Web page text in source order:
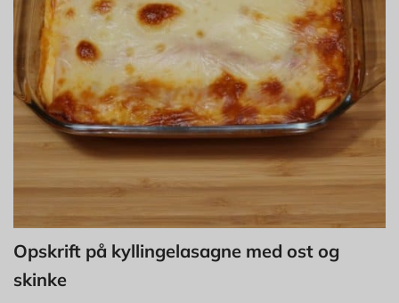
Opskrift på kyllingelasagne med ost og
skinke